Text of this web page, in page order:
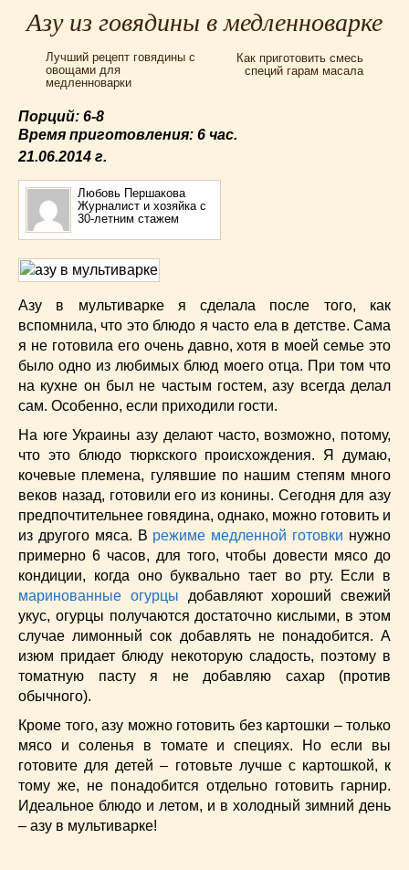
Для мультиварки Филипс
Еврейская кухня
Заготовки на зиму (24)
Запеканки(25)
Испанская кухня
Итальянская кухня(37)
Картошка(32)
Каши(24)
Кексы (43)
Китайская кухня
Макароны(18)
Мексиканская кухня(9)
Мясные блюда(119)
Напитки(4)
Немецкая кухня(10)
Необычные(49)
Новогодние(57)
О жизни(25)
Овощи(98)
Пасхальные(17)
Печенье(13)
Пироги(55)
Польская кухня
Постные(52)
Праздничные блюда(63)
Простые(102)
Русская кухня
Рыба(45)
Салаты (33)
Советы(42)
Соусы
Супы (45)
Азу из говядины в медленноварке
Лучший рецепт говядины с
овощами для
медленноварки
Как приготовить смесь
специй гарам масала
Порций: 6-8
Время приготовления: 6 час.
21.06.2014 г.
Любовь Першакова
Журналист и хозяйка с
30-летним стажем
Азу в мультиварке я сделала после того, как
вспомнила, что это блюдо я часто ела в детстве. Сама
я не готовила его очень давно, хотя в моей семье это
было одно из любимых блюд моего отца. При том что
на кухне он был не частым гостем, азу всегда делал
сам. Особенно, если приходили гости.
На юге Украины азу делают часто, возможно, потому,
что это блюдо тюркского происхождения. Я думаю,
кочевые племена, гулявшие по нашим степям много
веков назад, готовили его из конины. Сегодня для азу
предпочтительнее говядина, однако, можно готовить и
из другого мяса. В режиме медленной готовки нужно
примерно 6 часов, для того, чтобы довести мясо до
кондиции, когда оно буквально тает во рту. Если в
маринованные огурцы добавляют хороший свежий
укус, огурцы получаются достаточно кислыми, в этом
случае лимонный сок добавлять не понадобится. А
изюм придает блюду некоторую сладость, поэтому в
томатную пасту я не добавляю сахар (против
обычного).
Кроме того, азу можно готовить без картошки – только
мясо и соленья в томате и специях. Но если вы
готовите для детей – готовьте лучше с картошкой, к
тому же, не понадобится отдельно готовить гарнир.
Идеальное блюдо и летом, и в холодный зимний день
– азу в мультиварке!